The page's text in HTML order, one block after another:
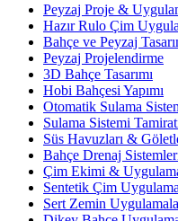
Peyzaj Proje &
Hazır Rulo Çim
Bahçe ve Peyzaj
Peyzaj Projelendirme
3D Bahçe Tasarımı
Hobi Bahçesi Yapımı
Otomatik Sulama
Sulama Sistemi
Süs Havuzları &
Bahçe Drenaj
Çim Ekimi &
Sentetik Çim Uygulama
Sert Zemin